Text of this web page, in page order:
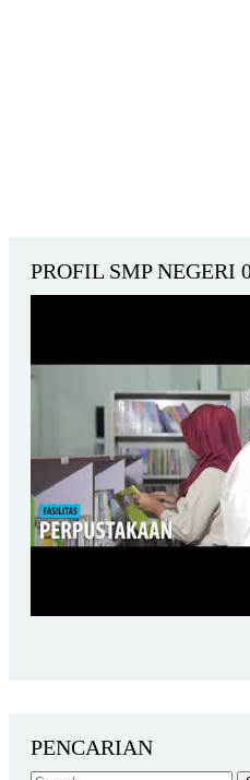
PROFIL SMP NEGERI
PENCARIAN